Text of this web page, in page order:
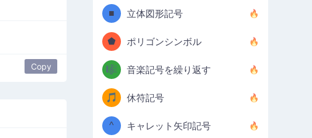
Copy
■ 立体図形記号
⬟ ポリゴンシンボル
🎼 音楽記号を繰り返す
🎵 休符記号
^ キャレット矢印記号